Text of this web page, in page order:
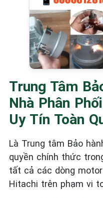
Trung Tâm
Nhà Phân
Uy Tín Toàn
Là Trung tâm Bảo
quyền chính thức
tất cả các dòng
Hitachi trên phạm vi